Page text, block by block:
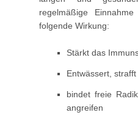
regelmäßige
folgende Wirkung:
Stärkt das
Entwässert,
bindet freie
angreifen